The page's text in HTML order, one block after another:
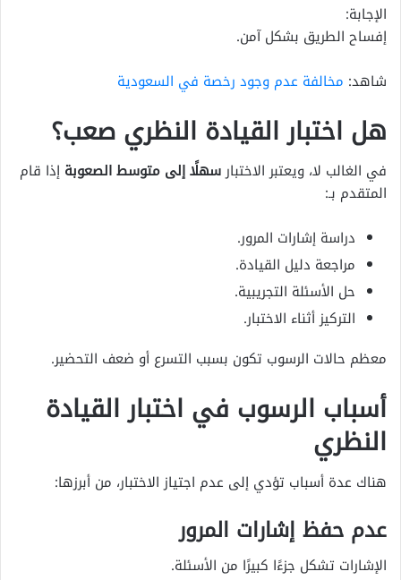
الإجابة:
إفساح الطريق بشكل آمن.
شاهد: مخالفة عدم وجود رخصة في السعودية
هل اختبار القيادة النظري صعب؟
في الغالب لا، ويعتبر الاختبارسهلًا إلى متوسط الصعوبة إذا قام
المتقدم بـ:
دراسة إشارات المرور.
مراجعة دليل القيادة.
حل الأسئلة التجريبية.
التركيز أثناء الاختبار.
معظم حالات الرسوب تكون بسبب التسرع أو ضعف التحضير.
أسباب الرسوب في اختبار القيادة
النظري
هناك عدة أسباب تؤدي إلى عدم اجتياز الاختبار، من أبرزها:
عدم حفظ إشارات المرور
الإشارات تشكل جزءًا كبيرًا من الأسئلة.